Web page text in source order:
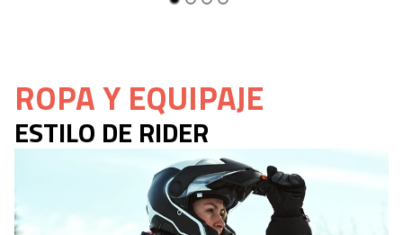
ROPA Y EQUIPAJE
ESTILO DE RIDER